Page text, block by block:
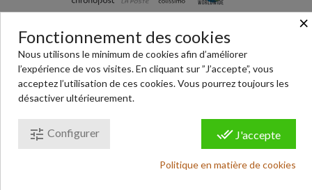
pièces détachées de montres : habillage, bracelet, écrins,
outils, montres… Paiement 100% sécurisé.
Conditions générales de ventes
Mentions légales
Cookies
×
Fonctionnement des cookies
Nous utilisons le minimum de cookies afin d’améliorer
l’expérience de vos visites. En cliquant sur ”J’accepte”, vous
acceptez l’utilisation de ces cookies. Vous pourrez toujours les
désactiver ultérieurement.
done_all J'accepte
tune Configurer
Politique en matière de cookies